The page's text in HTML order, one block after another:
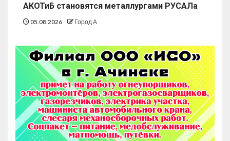
АКОТиБ становятся металлургами РУСАЛа
05.08.2026 Город А